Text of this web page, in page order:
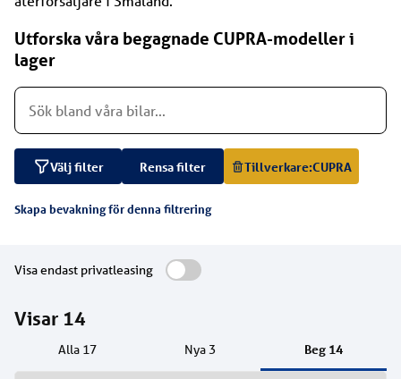
Utforska våra begagnade CUPRA-modeller i
lager
Välj filter Rensa filter Tillverkare:CUPRA
Skapa bevakning för denna filtrering
Visa endast privatleasing
Visar 14
Alla 17 Nya3 Beg 14